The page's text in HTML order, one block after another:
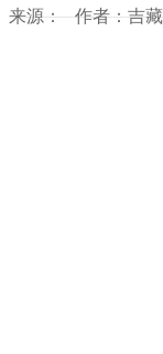
来源： 作者：吉